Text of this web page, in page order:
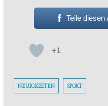
Teile diesen
+1
NEUIGKEITEN SPORT